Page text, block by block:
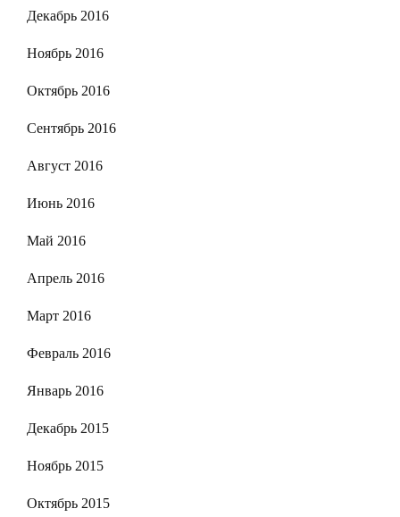
Декабрь 2016
Ноябрь 2016
Октябрь 2016
Сентябрь 2016
Август 2016
Июнь 2016
Май 2016
Апрель 2016
Март 2016
Февраль 2016
Январь 2016
Декабрь 2015
Ноябрь 2015
Октябрь 2015